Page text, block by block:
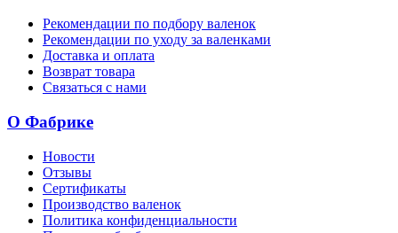
Рекомендации по подбору валенок
Рекомендации по уходу за валенками
Доставка и оплата
Возврат товара
Связаться с нами
О Фабрике
Новости
Отзывы
Сертификаты
Производство валенок
Политика конфиденциальности